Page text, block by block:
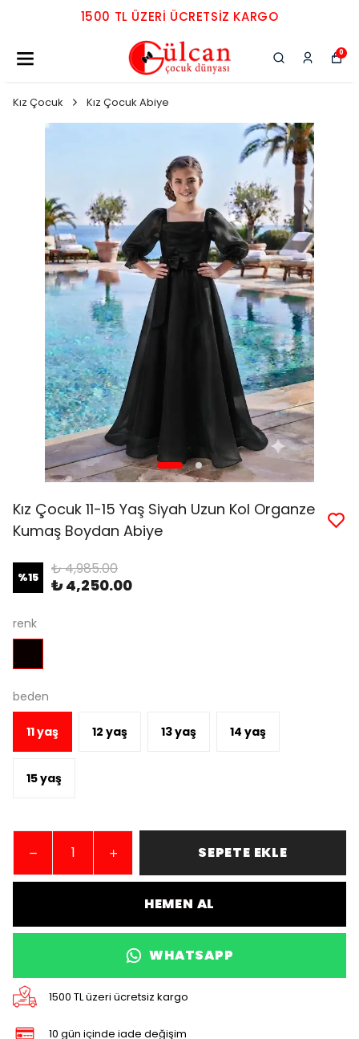
1500 TL ÜZERI ÜCRETSIZ KARGO
0
Kız Çocuk Kız Çocuk Abiye
Kız Çocuk 11-15 Yaş Siyah Uzun Kol Organze
Kumaş Boydan Abiye
%15 ₺ 4,985.00
₺ 4,250.00
renk
beden
11 yaş 12 yaş 13 yaş 14 yaş
15 yaş
SEPETE EKLE
HEMEN AL
WHATSAPP
1500 TL üzeri ücretsiz kargo
10 gün içinde iade değişim